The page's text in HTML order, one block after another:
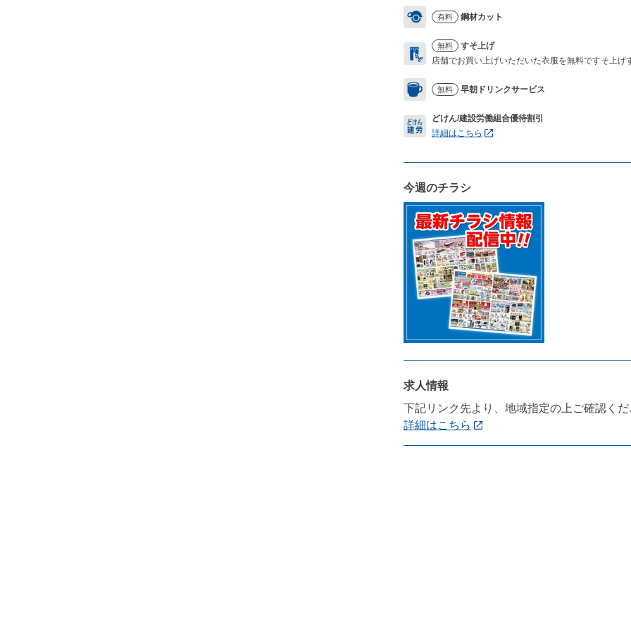
有料 鋼材カット
無料
すそ上げ
店舗でお買い上げいただいた衣服を無料ですそ上げ
無料 早朝ドリンクサービス
どけん/建設労働組合優待割引
詳細はこちら
今週のチラシ
求人情報
下記リンク先より、地域指定の上ご確認く
詳細はこちら